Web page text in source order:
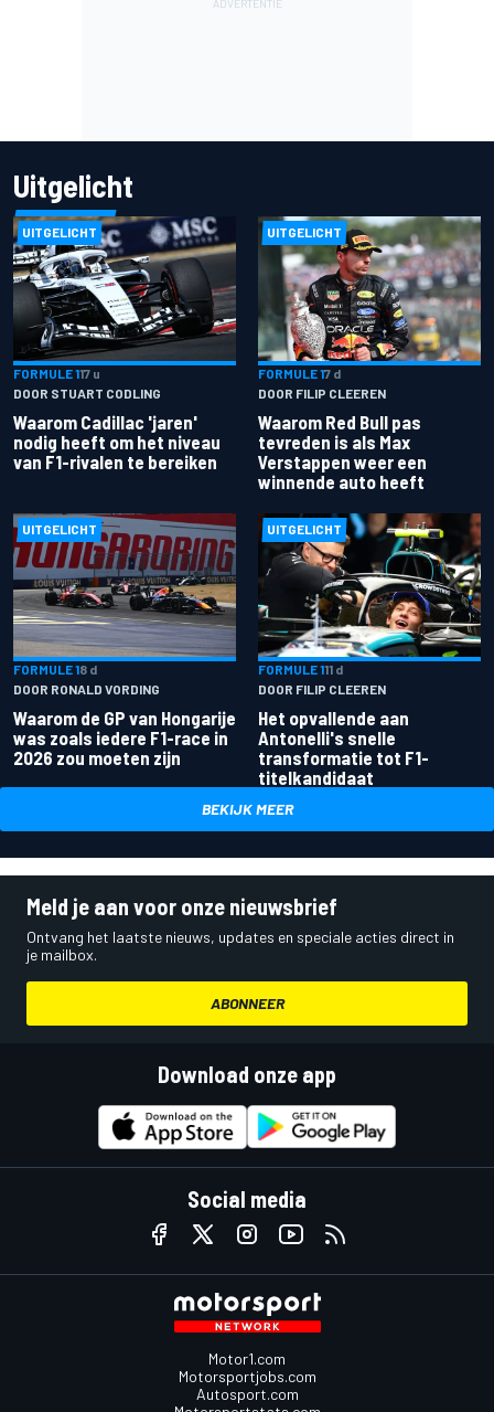
Uitgelicht
UITGELICHT
FORMULE 117 u
DOOR STUART CODLING
Waarom Cadillac 'jaren'
nodig heeft om het niveau
van F1-rivalen te bereiken
UITGELICHT
FORMULE 17 d
DOOR FILIP CLEEREN
Waarom Red Bull pas
tevreden is als Max
Verstappen weer een
winnende auto heeft
UITGELICHT
FORMULE 18 d
DOOR RONALD VORDING
Waarom de GP van Hongarije
was zoals iedere F1-race in
2026 zou moeten zijn
UITGELICHT
FORMULE 111 d
DOOR FILIP CLEEREN
Het opvallende aan
Antonelli's snelle
transformatie tot F1-
titelkandidaat
BEKIJK MEER
Meld je aan voor onze nieuwsbrief
Ontvang het laatste nieuws, updates en speciale acties direct in
je mailbox.
ABONNEER
Download onze app
Social media
Motor1.com
Motorsportjobs.com
Autosport.com